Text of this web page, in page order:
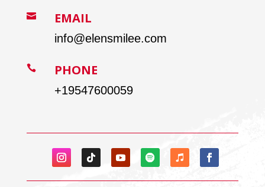
 EMAIL
info@elensmilee.com
 PHONE
+19547600059